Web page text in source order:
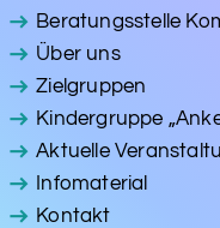
Beratungsstelle
Über uns
Zielgruppen
Kindergruppe
Aktuelle
Infomaterial
Kontakt